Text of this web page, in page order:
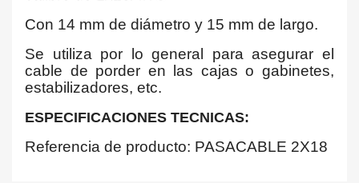
Con 14 mm de diámetro y 15 mm de largo.
Se utiliza por lo general para asegurar el
cable de porder en las cajas o gabinetes,
estabilizadores, etc.
ESPECIFICACIONES TECNICAS:
Referencia de producto: PASACABLE 2X18